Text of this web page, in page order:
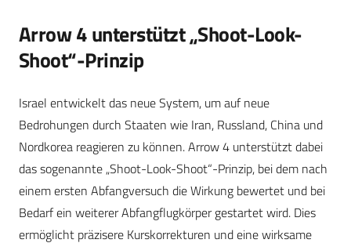
Arrow 4 unterstützt „Shoot-Look-
Shoot“-Prinzip
Israel entwickelt das neue System, um auf neue
Bedrohungen durch Staaten wie Iran, Russland, China und
Nordkorea reagieren zu können. Arrow 4 unterstützt dabei
das sogenannte „Shoot-Look-Shoot“-Prinzip, bei dem nach
einem ersten Abfangversuch die Wirkung bewertet und bei
Bedarf ein weiterer Abfangflugkörper gestartet wird. Dies
ermöglicht präzisere Kurskorrekturen und eine wirksame